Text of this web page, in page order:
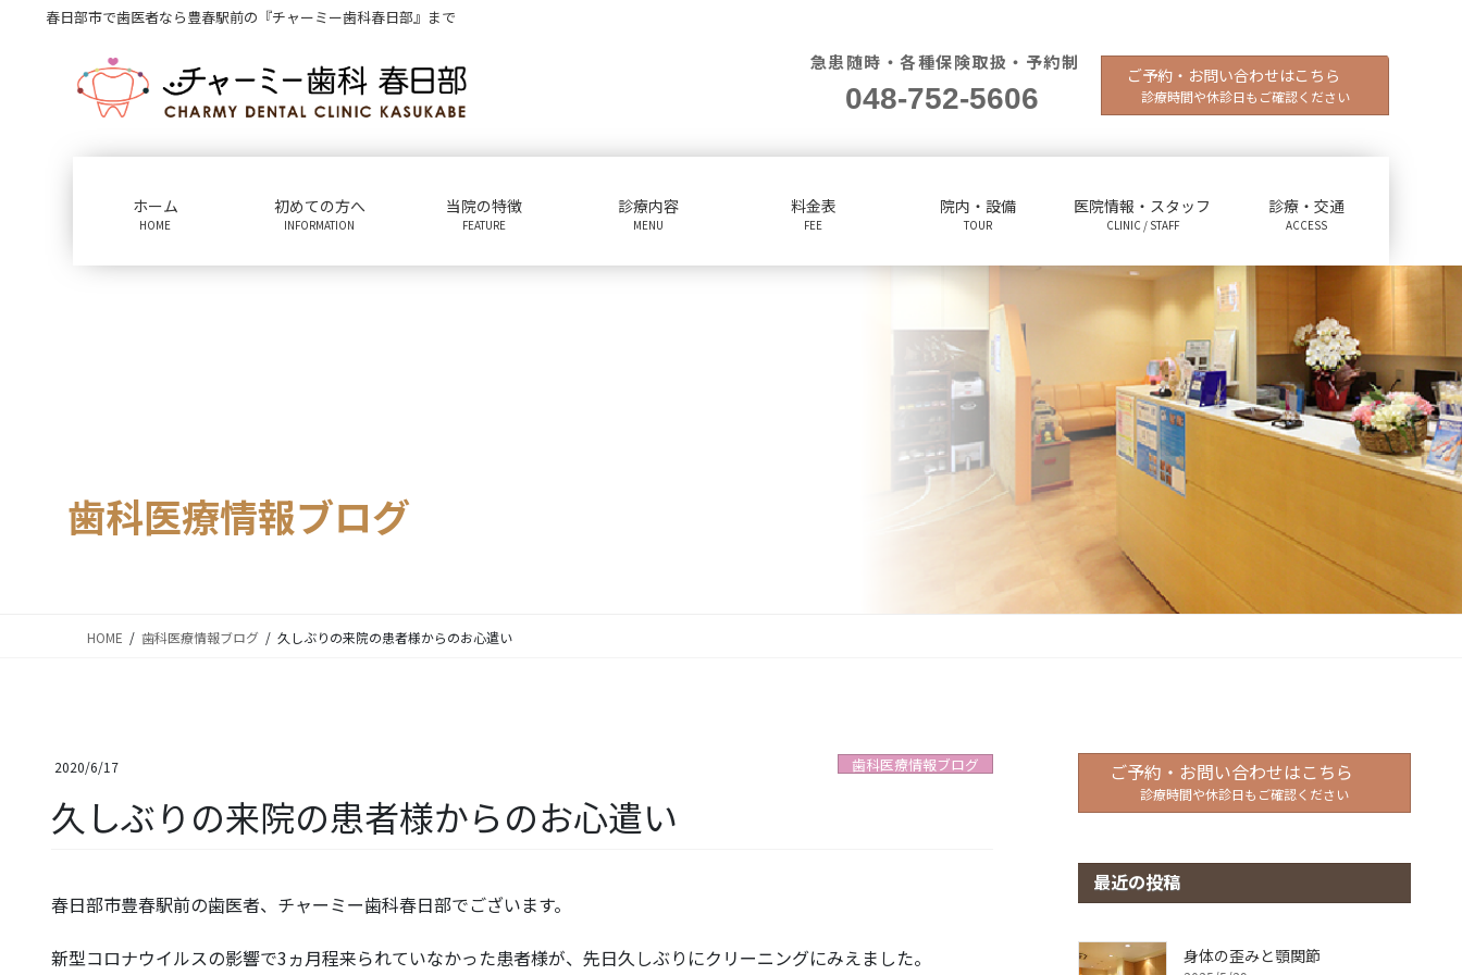
春日部市で歯医者なら豊春駅前の『チャーミー歯科春日部』まで
急患随時・各種保険取扱・予約制
048-752-5606
ご予約・お問い合わせはこちら
診療時間や休診日もご確認ください
ホーム
HOME
初めての方へ
INFORMATION
当院の特徴
FEATURE
診療内容
MENU
料金表
FEE
院内・設備
TOUR
医院情報・スタッフ
CLINIC / STAFF
診療・交通
ACCESS
歯科医療情報ブログ
HOME 歯科医療情報ブログ 久しぶりの来院の患者様からのお心遣い
2020/6/17 歯科医療情報ブログ
久しぶりの来院の患者様からのお心遣い
春日部市豊春駅前の歯医者、チャーミー歯科春日部でございます。
新型コロナウイルスの影響で3ヵ月程来られていなかった患者様が、先日久しぶりにクリーニングにみえました。
ご予約・お問い合わせはこちら
診療時間や休診日もご確認ください
最近の投稿
身体の歪みと顎関節